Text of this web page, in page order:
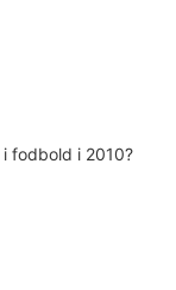
fodbold i 2010?